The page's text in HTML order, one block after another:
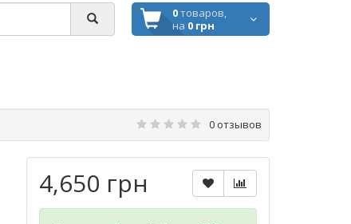
0товаров,
на 0 грн
0 отзывов
4,650 грн